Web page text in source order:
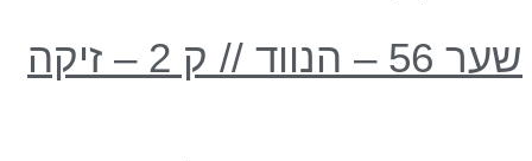
56 – הנווד // ק 2 – זיקה